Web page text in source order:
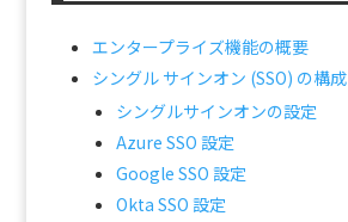
エンタープライズ機能の概要
シングル サインオン (SSO) の構成
シングルサインオンの設定
Azure SSO 設定
Google SSO 設定
Okta SSO 設定